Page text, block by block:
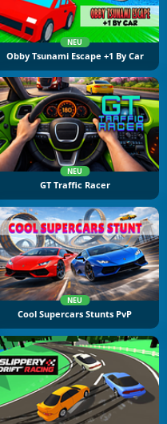
NEU
Obby Tsunami Escape +1 By Car
NEU
GT Traffic Racer
NEU
Cool Supercars Stunts PvP